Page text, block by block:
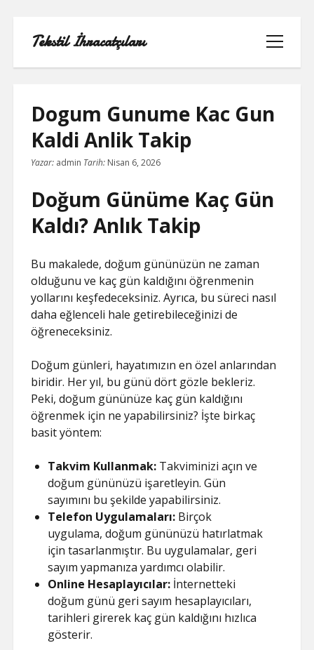
Tekstil İhracatçıları
menüyü
aç
1000 LINKEDIN TAKIPÇI HILESI
IPHONE
LINKEDIN BEĞENI KASMA PARASIZ
LISTE
SAYFA LISTESI
Dogum Gunume Kac Gun
Kaldi Anlik Takip
Yazar: admin Tarih: Nisan 6, 2026
Doğum Günüme Kaç Gün
Kaldı? Anlık Takip
Bu makalede, doğum gününüzün ne zaman
olduğunu ve kaç gün kaldığını öğrenmenin
yollarını keşfedeceksiniz. Ayrıca, bu süreci nasıl
daha eğlenceli hale getirebileceğinizi de
öğreneceksiniz.
Doğum günleri, hayatımızın en özel anlarından
biridir. Her yıl, bu günü dört gözle bekleriz.
Peki, doğum gününüze kaç gün kaldığını
öğrenmek için ne yapabilirsiniz? İşte birkaç
basit yöntem:
Takvim Kullanmak: Takviminizi açın ve
doğum gününüzü işaretleyin. Gün
sayımını bu şekilde yapabilirsiniz.
Telefon Uygulamaları: Birçok
uygulama, doğum gününüzü hatırlatmak
için tasarlanmıştır. Bu uygulamalar, geri
sayım yapmanıza yardımcı olabilir.
Online Hesaplayıcılar: İnternetteki
doğum günü geri sayım hesaplayıcıları,
tarihleri girerek kaç gün kaldığını hızlıca
gösterir.